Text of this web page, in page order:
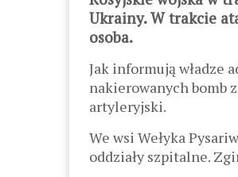
Ukrainy. W trakcie
osoba.
Jak informują władze
nakierowanych bomb
artyleryjski.
We wsi Wełyka
oddziały szpitalne.